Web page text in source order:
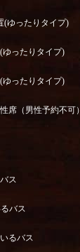
(ゆったりタイプ)
ゆったりタイプ)
ゆったりタイプ)
席（男性予約不可）
ス
バス
るバス